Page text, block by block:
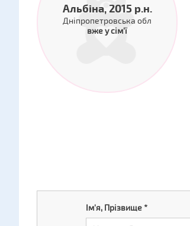
Альбіна, 2015 р.н.
Дніпропетровська обл
вже у сім'ї
Ім'я, Прізвище*